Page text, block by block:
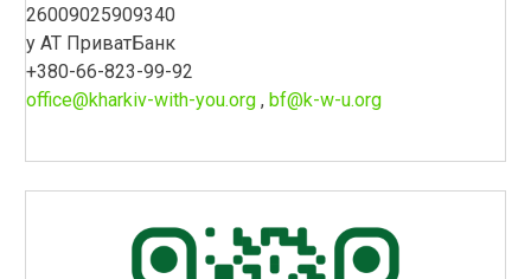
26009025909340
у АТ ПриватБанк
+380-66-823-99-92
office@kharkiv-with-you.org, bf@k-w-u.org